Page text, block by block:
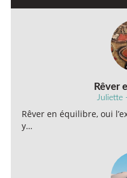
Rêver
Juliette
Rêver en équilibre, oui
y…